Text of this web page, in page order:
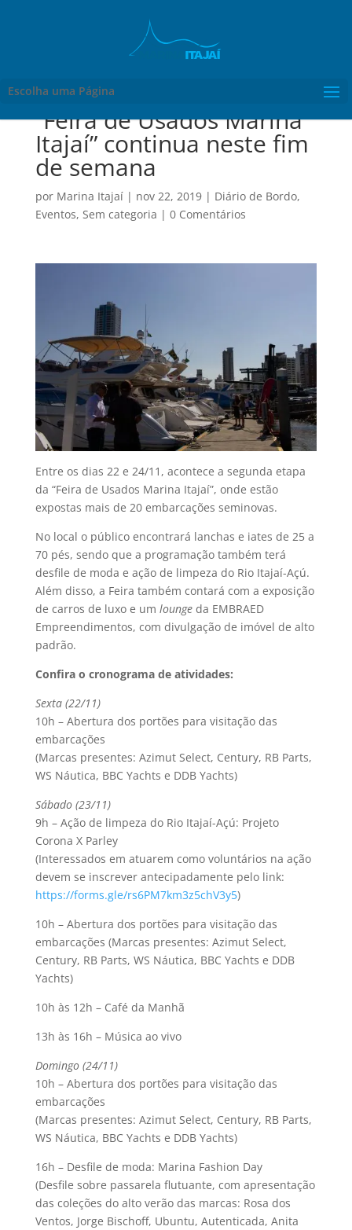
Escolha uma Página
“Feira de Usados Marina
Itajaí” continua neste fim
de semana
por Marina Itajaí| nov 22, 2019| Diário de Bordo,
Eventos, Sem categoria | 0 Comentários
Entre os dias 22 e 24/11, acontece a segunda etapa
da “Feira de Usados Marina Itajaí”, onde estão
expostas mais de 20 embarcações seminovas.
No local o público encontrará lanchas e iates de 25 a
70 pés, sendo que a programação também terá
desfile de moda e ação de limpeza do Rio Itajaí-Açú.
Além disso, a Feira também contará com a exposição
de carros de luxo e um loungeda EMBRAED
Empreendimentos, com divulgação de imóvel de alto
padrão.
Confira o cronograma de atividades:
Sexta (22/11)
10h – Abertura dos portões para visitação das
embarcações
(Marcas presentes: Azimut Select, Century, RB Parts,
WS Náutica, BBC Yachts e DDB Yachts)
Sábado (23/11)
9h – Ação de limpeza do Rio Itajaí-Açú: Projeto
Corona X Parley
(Interessados em atuarem como voluntários na ação
devem se inscrever antecipadamente pelo link:
https://forms.gle/rs6PM7km3z5chV3y5)
10h – Abertura dos portões para visitação das
embarcações (Marcas presentes: Azimut Select,
Century, RB Parts, WS Náutica, BBC Yachts e DDB
Yachts)
10h às 12h – Café da Manhã
13h às 16h – Música ao vivo
Domingo (24/11)
10h – Abertura dos portões para visitação das
embarcações
(Marcas presentes: Azimut Select, Century, RB Parts,
WS Náutica, BBC Yachts e DDB Yachts)
16h – Desfile de moda: Marina Fashion Day
(Desfile sobre passarela flutuante, com apresentação
das coleções do alto verão das marcas: Rosa dos
Ventos, Jorge Bischoff, Ubuntu, Autenticada, Anita